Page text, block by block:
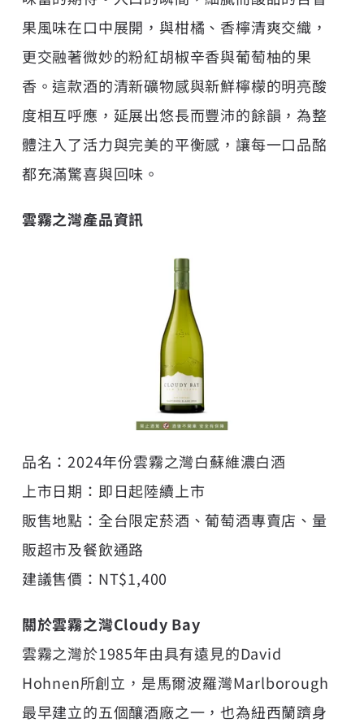
果風味在口中展開，與柑橘、香檸清爽交織，
更交融著微妙的粉紅胡椒辛香與葡萄柚的果
香。這款酒的清新礦物感與新鮮檸檬的明亮酸
度相互呼應，延展出悠長而豐沛的餘韻，為整
體注入了活力與完美的平衡感，讓每一口品酩
都充滿驚喜與回味。
雲霧之灣產品資訊
品名：2024年份雲霧之灣白蘇維濃白酒
上市日期：即日起陸續上市
販售地點：全台限定菸酒、葡萄酒專賣店、量
販超市及餐飲通路
建議售價：NT$1,400
關於雲霧之灣Cloudy Bay
雲霧之灣於1985年由具有遠見的David
Hohnen所創立，是馬爾波羅灣Marlborough
最早建立的五個釀酒廠之一，也為紐西蘭躋身